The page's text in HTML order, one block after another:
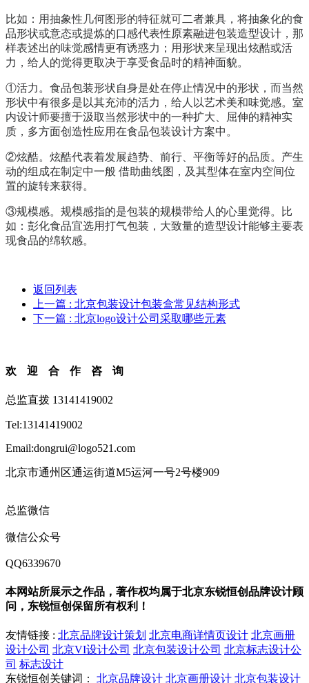
比如：用抽象性几何图形的特征就可二者兼具，将抽象化的食
品形状或意态或提炼的口感代表性原素融进包装造型设计，那
样表述出的味觉感情更有诱惑力；用形状来呈现出炫酷或活
力，给人的觉得更取决于享受食品时的精神面貌。
①活力。食品包装形状自身是处在停止情况中的形状，而当然
形状中有很多是以其充沛的活力，给人以艺术美和味觉感。室
内设计师要擅于汲取当然形状中的一种扩大、屈伸的精神实
质，多方面创造性应用在食品包装设计方案中。
②炫酷。炫酷代表着发展趋势、前行、平衡等好的品质。产生
动的组成在制定中一般 借助曲线图，及其型体在室内空间位
置的旋转来获得。
③规模感。规模感指的是包装的规模带给人的心里觉得。比
如：彭化食品宜选用打气包装，大致量的造型设计能够主要表
现食品的绵软感。
返回列表
上一篇 : 北京包装设计包装盒常见结构形式
下一篇 : 北京logo设计公司采取哪些元素
欢迎合作咨询
总监直拨 13141419002
Tel:13141419002
Email:dongrui@logo521.com
北京市通州区通运街道M5运河一号2号楼909
总监微信
微信公众号
QQ6339670
本网站所展示之作品，著作权均属于北京东锐恒创品牌设计顾
问，东锐恒创保留所有权利！
友情链接 : 北京品牌设计策划 北京电商详情页设计 北京画册
设计公司 北京VI设计公司 北京包装设计公司 北京标志设计公
司 标志设计
东锐恒创关键词：
北京品牌设计 北京画册设计 北京包装设计